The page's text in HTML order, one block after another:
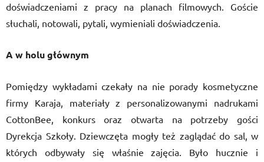
doświadczeniami z pracy na planach filmowych. Goście
słuchali, notowali, pytali, wymieniali doświadczenia.
A w holu głównym
Pomiędzy wykładami czekały na nie porady kosmetyczne
firmy Karaja, materiały z personalizowanymi nadrukami
CottonBee, konkurs oraz otwarta na potrzeby gości
Dyrekcja Szkoły. Dziewczęta mogły też zaglądać do sal, w
których odbywały się właśnie zajęcia. Było hucznie i